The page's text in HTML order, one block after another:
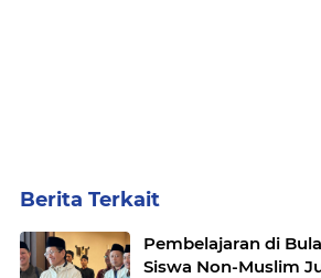
Berita Terkait
Pembelajaran di
Siswa Non-Muslim